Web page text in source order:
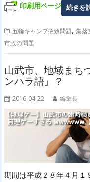
印刷用ページ 続きを
五輪キャンプ招致問題,集落
市政の問題
山武市、地域まち
ンハラ語」？
2016-04-22 編集長
期間は平成２８年４月１